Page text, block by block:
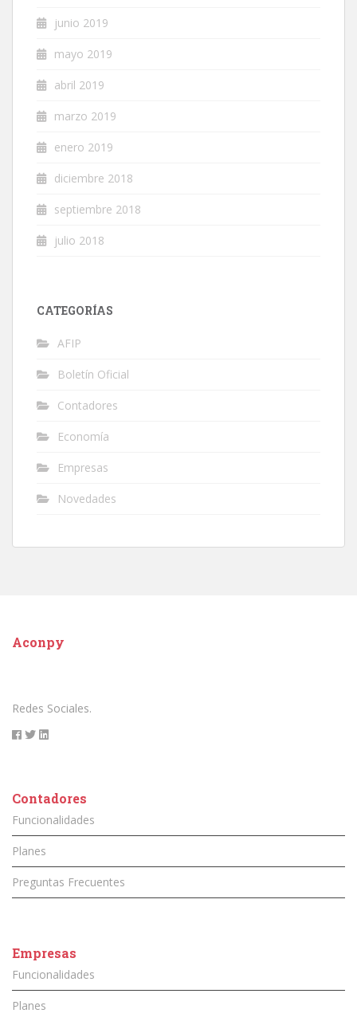
junio 2019
mayo 2019
abril 2019
marzo 2019
enero 2019
diciembre 2018
septiembre 2018
julio 2018
CATEGORÍAS
AFIP
Boletín Oficial
Contadores
Economía
Empresas
Novedades
Aconpy
Redes Sociales.
Contadores
Funcionalidades
Planes
Preguntas Frecuentes
Empresas
Funcionalidades
Planes